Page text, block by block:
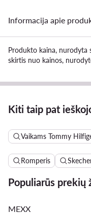
Informacija apie
Produkto kaina, nurodyta
skirtis nuo kainos,
Kiti taip pat
Vaikams Tommy
Romperis
Populiarūs prekių
MEXX